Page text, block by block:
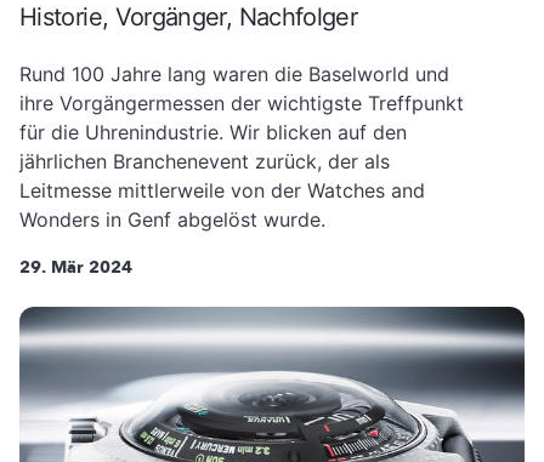
Historie, Vorgänger, Nachfolger
Rund 100 Jahre lang waren die Baselworld und
ihre Vorgängermessen der wichtigste Treffpunkt
für die Uhrenindustrie. Wir blicken auf den
jährlichen Branchenevent zurück, der als
Leitmesse mittlerweile von der Watches and
Wonders in Genf abgelöst wurde.
29. Mär 2024